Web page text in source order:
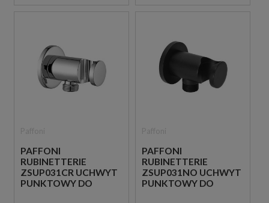
PAFFONI
RUBINETTERIE
ZSUP031CR UCHWYT
PUNKTOWY DO
PAFFONI
RUBINETTERIE
ZSUP031NO UCHWYT
PUNKTOWY DO